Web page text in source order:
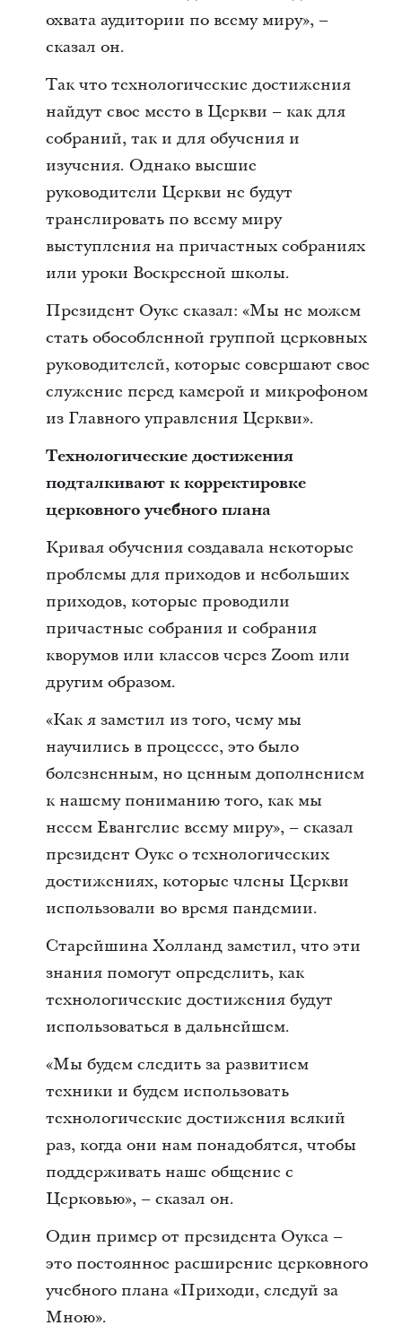
охвата аудитории по всему миру», –
сказал он.
Так что технологические достижения
найдут свое место в Церкви – как для
собраний, так и для обучения и
изучения. Однако высшие
руководители Церкви не будут
транслировать по всему миру
выступления на причастных собраниях
или уроки Воскресной школы.
Президент Оукс сказал: «Мы не можем
стать обособленной группой церковных
руководителей, которые совершают свое
служение перед камерой и микрофоном
из Главного управления Церкви».
Технологические достижения
подталкивают к корректировке
церковного учебного плана
Кривая обучения создавала некоторые
проблемы для приходов и небольших
приходов, которые проводили
причастные собрания и собрания
кворумов или классов через Zoom или
другим образом.
«Как я заметил из того, чему мы
научились в процессе, это было
болезненным, но ценным дополнением
к нашему пониманию того, как мы
несем Евангелие всему миру», – сказал
президент Оукс о технологических
достижениях, которые члены Церкви
использовали во время пандемии.
Старейшина Холланд заметил, что эти
знания помогут определить, как
технологические достижения будут
использоваться в дальнейшем.
«Мы будем следить за развитием
техники и будем использовать
технологические достижения всякий
раз, когда они нам понадобятся, чтобы
поддерживать наше общение с
Церковью», – сказал он.
Один пример от президента Оукса –
это постоянное расширение церковного
учебного плана «Приходи, следуй за
Мною».